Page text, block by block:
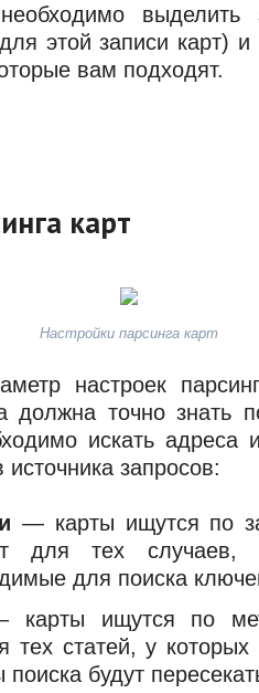
выделить
этой записи карт) и
вам подходят.
карт
Настройки парсинга карт
настроек
должна точно знать
искать адреса
источника запросов:
— карты ищутся по
для тех случаев,
для поиска
ищутся по
тех статей, у которых
будут